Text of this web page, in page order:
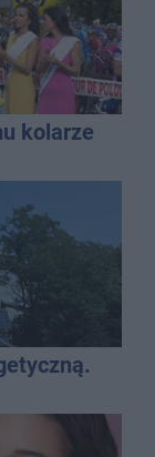
kolarze